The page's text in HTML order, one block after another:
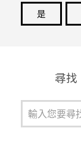
是
尋找